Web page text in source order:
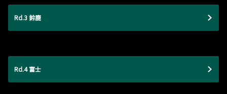
Rd.3 鈴鹿
Rd.4 富士